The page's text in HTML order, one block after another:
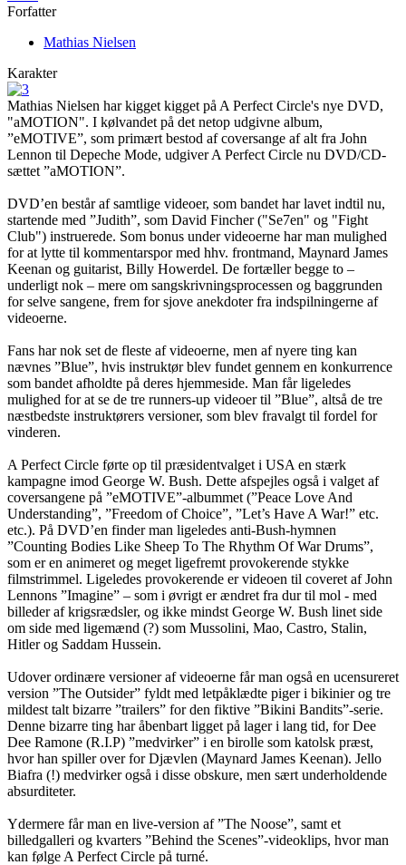
Forfatter
Mathias Nielsen
Karakter
Mathias Nielsen har kigget kigget på A Perfect Circle's nye DVD,
"aMOTION". I kølvandet på det netop udgivne album,
”eMOTIVE”, som primært bestod af coversange af alt fra John
Lennon til Depeche Mode, udgiver A Perfect Circle nu DVD/CD-
sættet ”aMOTION”.
DVD’en består af samtlige videoer, som bandet har lavet indtil nu,
startende med ”Judith”, som David Fincher ("Se7en" og "Fight
Club") instruerede. Som bonus under videoerne har man mulighed
for at lytte til kommentarspor med hhv. frontmand, Maynard James
Keenan og guitarist, Billy Howerdel. De fortæller begge to –
underligt nok – mere om sangskrivningsprocessen og baggrunden
for selve sangene, frem for sjove anekdoter fra indspilningerne af
videoerne.
Fans har nok set de fleste af videoerne, men af nyere ting kan
nævnes ”Blue”, hvis instruktør blev fundet gennem en konkurrence
som bandet afholdte på deres hjemmeside. Man får ligeledes
mulighed for at se de tre runners-up videoer til ”Blue”, altså de tre
næstbedste instruktørers versioner, som blev fravalgt til fordel for
vinderen.
A Perfect Circle førte op til præsidentvalget i USA en stærk
kampagne imod George W. Bush. Dette afspejles også i valget af
coversangene på ”eMOTIVE”-albummet (”Peace Love And
Understanding”, ”Freedom of Choice”, ”Let’s Have A War!” etc.
etc.). På DVD’en finder man ligeledes anti-Bush-hymnen
”Counting Bodies Like Sheep To The Rhythm Of War Drums”,
som er en animeret og meget ligefremt provokerende stykke
filmstrimmel. Ligeledes provokerende er videoen til coveret af John
Lennons ”Imagine” – som i øvrigt er ændret fra dur til mol - med
billeder af krigsrædsler, og ikke mindst George W. Bush linet side
om side med ligemænd (?) som Mussolini, Mao, Castro, Stalin,
Hitler og Saddam Hussein.
Udover ordinære versioner af videoerne får man også en ucensureret
version ”The Outsider” fyldt med letpåklædte piger i bikinier og tre
mildest talt bizarre ”trailers” for den fiktive ”Bikini Bandits”-serie.
Denne bizarre ting har åbenbart ligget på lager i lang tid, for Dee
Dee Ramone (R.I.P) ”medvirker” i en birolle som katolsk præst,
hvor han spiller over for Djævlen (Maynard James Keenan). Jello
Biafra (!) medvirker også i disse obskure, men sært underholdende
absurditeter.
Ydermere får man en live-version af ”The Noose”, samt et
billedgalleri og kvarters ”Behind the Scenes”-videoklips, hvor man
kan følge A Perfect Circle på turné.